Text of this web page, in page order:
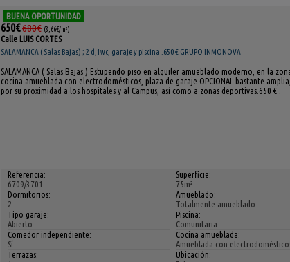
BUENA OPORTUNIDAD
650€680€ (8,66€/m²)
Calle LUIS CORTES
SALAMANCA ( Salas Bajas) ; 2 d,1wc, garaje y piscina .650 € GRUPO INMONOVA
SALAMANCA ( Salas Bajas ) Estupendo piso en alquiler amueblado moderno, en la
cocina amueblada con electrodomésticos, plaza de garaje OPCIONAL bastante
por su proximidad a los hospitales y al Campus, así como a zonas deportivas.650 € .
Referencia:
6709/3701
Superficie:
75m²
Dormitorios:
2
Amueblado:
Totalmente amueblado
Tipo garaje:
Abierto
Piscina:
Comunitaria
Comedor independiente:
Sí
Cocina amueblada:
Amueblada con
Terrazas:
Ubicación: